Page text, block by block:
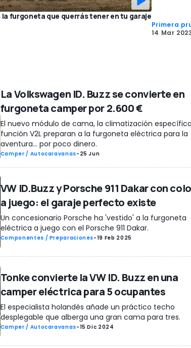
furgoneta que querrás tener en tu garaje
Primera
14 Mar
La Volkswagen ID. Buzz se convierte en
furgoneta camper por 2.600 €
El nuevo módulo de cama, la climatización
función V2L preparan a la furgoneta eléctrica para la
aventura... por poco dinero.
Camper / Autocaravanas- 25 Jun
VW ID.Buzz y Porsche 911 Dakar con
a juego: el garaje perfecto existe
Un concesionario Porsche ha 'vestido' a la furgoneta
eléctrica a juego con el Porsche 911 Dakar.
Componentes / Preparaciones-19 Feb 2025
Tonke convierte la VW ID. Buzz en una
camper eléctrica para 5 ocupantes
El especialista holandés añade un práctico techo
desplegable que alberga una gran cama para tres.
Camper / Autocaravanas-15 Dic 2024